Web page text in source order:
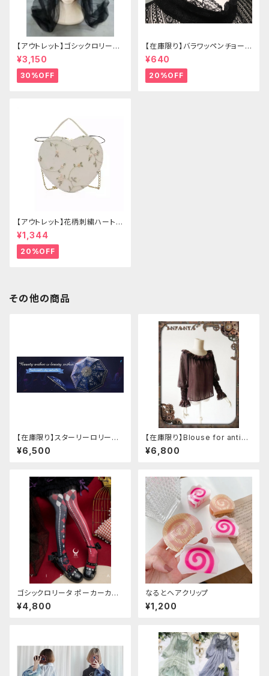
【アウトレット】ゴシックロリータ
ゴールドクラウン＆ホーン(ヴェ
ール付き)
¥3,150
30%OFF
【在庫限り】バラワッペンチョーカ
ー
¥640
20%OFF
【アウトレット】花柄刺繍ハートバ
ッグ
¥1,344
20%OFF
その他の商品
【在庫限り】スターリーロリータ
アンブレラ
¥6,500
【在庫限り】Blouse for antiqu
e automaton
¥6,800
ゴシックロリータ ポーカーカー
ド柄 プリントタイツ
¥4,800
なるとヘアクリップ
¥1,200